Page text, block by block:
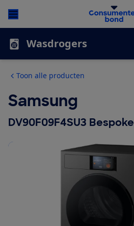
Wasdrogers
Toon alle producten
Samsung
DV90F09F4SU3 Bespoke